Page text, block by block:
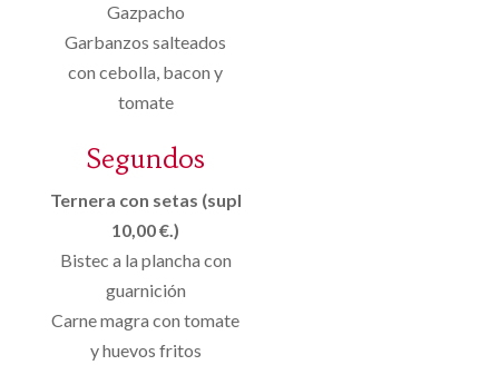
Gazpacho
Garbanzos salteados
con cebolla, bacon y
tomate
Segundos
Ternera con setas (supl
10,00 €.)
Bistec a la plancha con
guarnición
Carne magra con tomate
y huevos fritos